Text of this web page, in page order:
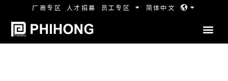
厂商专区 人才招募 员工专区 简体中文